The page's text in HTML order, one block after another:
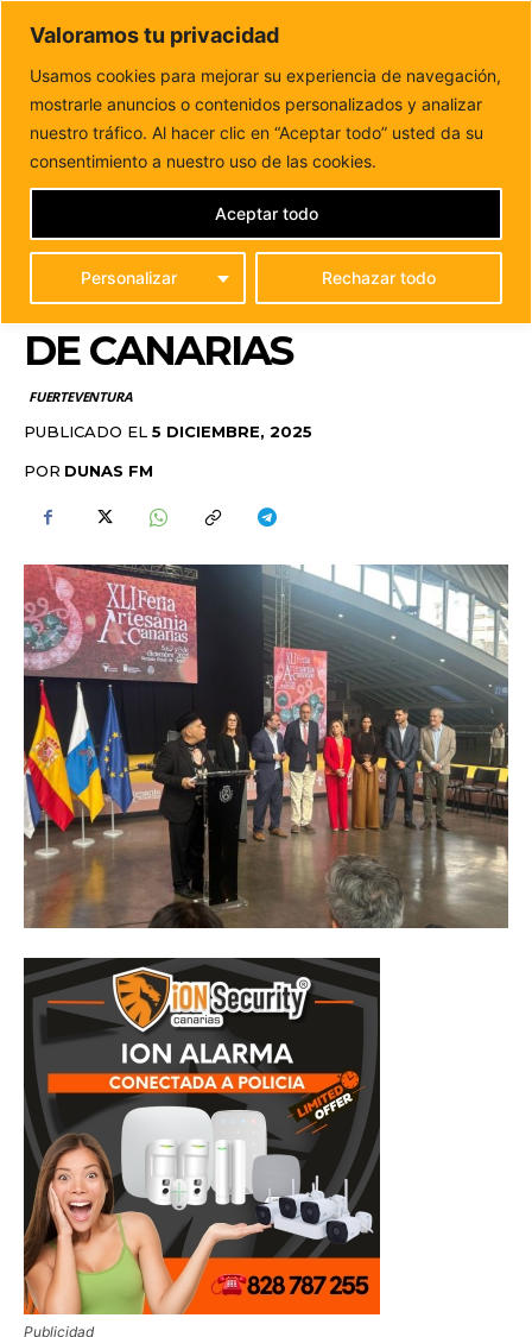
Valoramos tu privacidad
Usamos cookies para mejorar su experiencia de navegación,
mostrarle anuncios o contenidos personalizados y analizar
nuestro tráfico. Al hacer clic en “Aceptar todo” usted da su
consentimiento a nuestro uso de las cookies.
Personalizar Rechazar todo
Aceptar todo
DUNAS FM
Tu informacion de forma cercana
Inicio FUERTEVENTURA
La sombrerería tradicional
majorera se luce en la Feria de Artesanía de...
LA SOMBRERERÍA
TRADICIONAL
MAJORERA SE LUCE EN
LA FERIA DE ARTESANÍA
DE CANARIAS
FUERTEVENTURA
PUBLICADO EL 5 DICIEMBRE, 2025
POR DUNAS FM
Publicidad